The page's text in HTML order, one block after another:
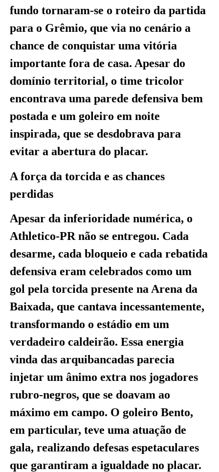
fundo tornaram-se o roteiro da partida
para o Grêmio, que via no cenário a
chance de conquistar uma vitória
importante fora de casa. Apesar do
domínio territorial, o time tricolor
encontrava uma parede defensiva bem
postada e um goleiro em noite
inspirada, que se desdobrava para
evitar a abertura do placar.
A força da torcida e as chances
perdidas
Apesar da inferioridade numérica, o
Athletico-PR não se entregou. Cada
desarme, cada bloqueio e cada rebatida
defensiva eram celebrados como um
gol pela torcida presente na Arena da
Baixada, que cantava incessantemente,
transformando o estádio em um
verdadeiro caldeirão. Essa energia
vinda das arquibancadas parecia
injetar um ânimo extra nos jogadores
rubro-negros, que se doavam ao
máximo em campo. O goleiro Bento,
em particular, teve uma atuação de
gala, realizando defesas espetaculares
que garantiram a igualdade no placar.